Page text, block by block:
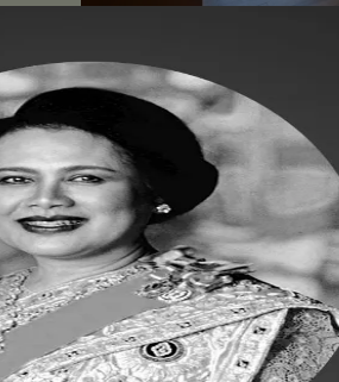
าร
ง
ตอบ
รม